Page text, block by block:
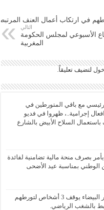
التالي
الأسبوعي لمجلس الحكومة
المغربية
لتضيف تعليقاً.
مع باقي المتورطين في
إجرامية..، ظهروا في فديو
السلاح الأبيض بالشارع
بصرف منحة مالية تضامنية لفائدة
الوطني بمناسبة عيد الأضحى
أمن مولاي رشيد بالدار البيضاء يوقف 3 أشخاص لتورطهم
بالشغب الرياضي.